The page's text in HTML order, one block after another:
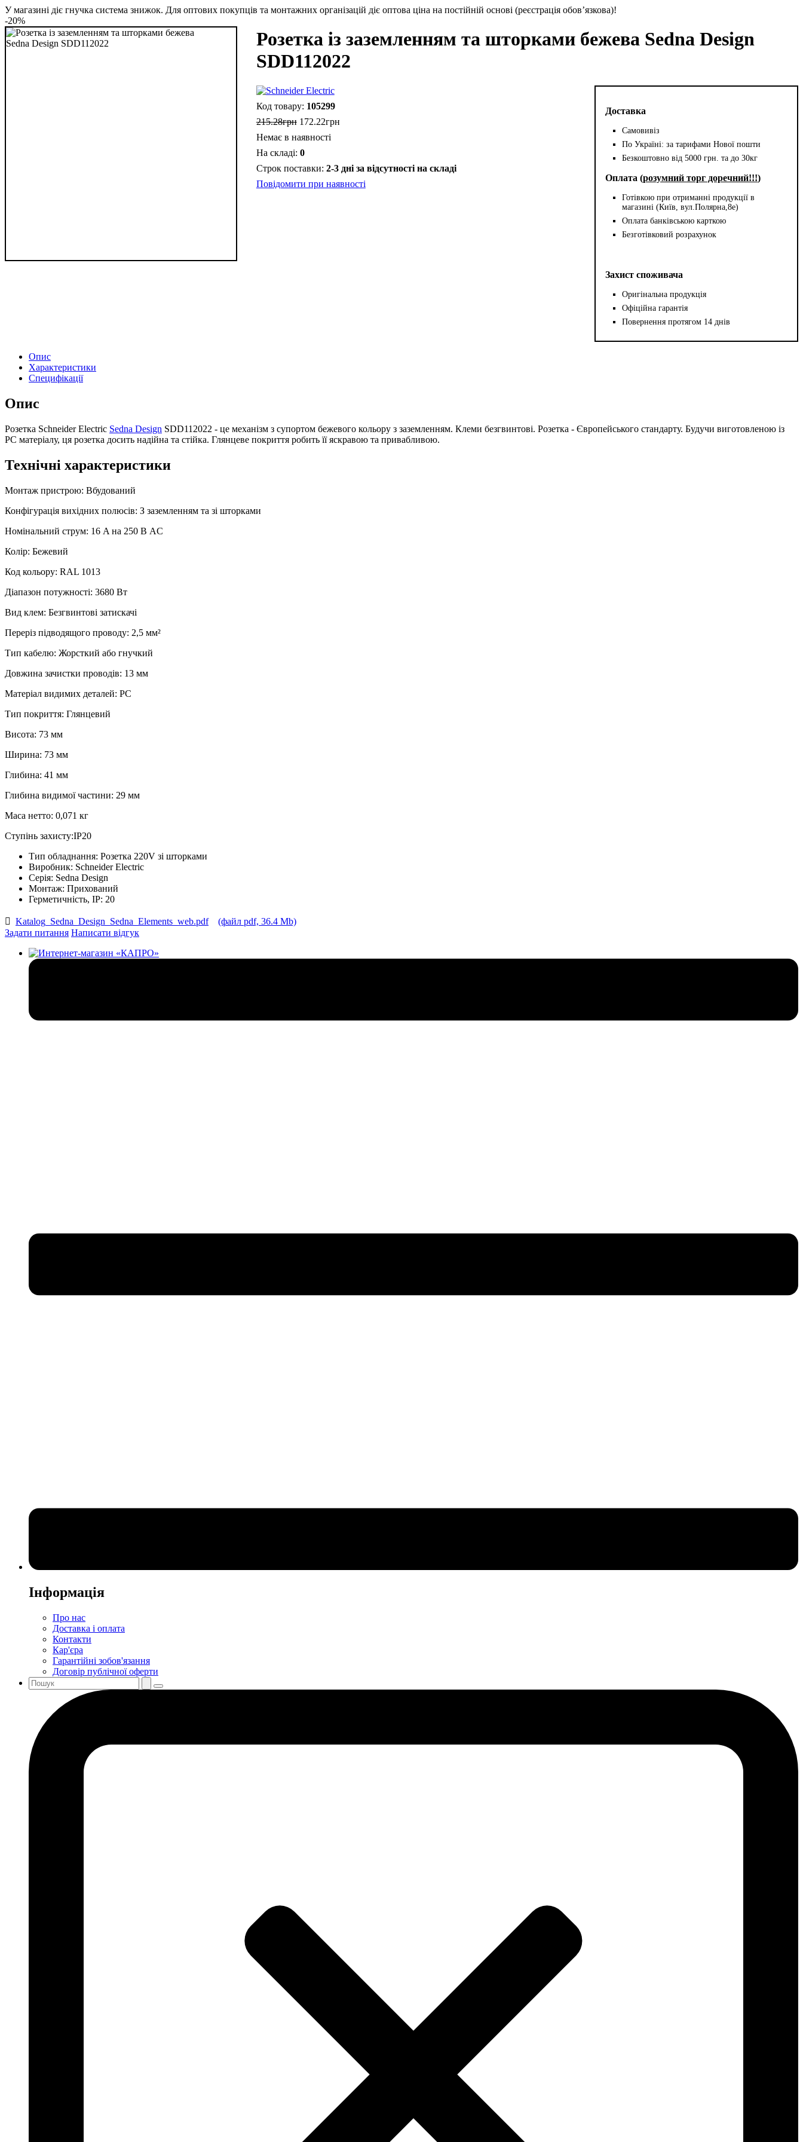
У магазині діє гнучка система знижок. Для оптових покупців та монтажних організацій діє оптова ціна на постійній основі (реєстрація обов’язкова)!
-20%
Розетка із заземленням та шторками бежева Sedna Design
SDD112022
Доставка
Самовивіз
По Україні: за тарифами Нової пошти
Безкоштовно від 5000 грн. та до 30кг
Оплата (розумний торг доречний!!!)
Готівкою при отриманні продукції в
магазині (Київ, вул.Полярна,8е)
Оплата банківською карткою
Безготівковий розрахунок
Захист споживача
Оригінальна продукція
Офіційна гарантія
Повернення протягом 14 днів
105299
215.28грн 172.22грн
Немає в наявності
0
2-3 дні за відсутності на складі
Повідомити при наявності
Опис
Характеристики
Специфікації
Опис
Розетка Schneider Electric Sedna Design SDD112022 - це механізм з супортом бежевого кольору з заземленням. Клеми безгвинтові. Розетка - Європейського стандарту. Будучи виготовленою із
PC матеріалу, ця розетка досить надійна та стійка. Глянцеве покриття робить її яскравою та привабливою.
Технічні характеристики
Монтаж пристрою: Вбудований
Конфігурація вихідних полюсів: З заземленням та зі шторками
Номінальний струм: 16 A на 250 В AC
Колір: Бежевий
Код кольору: RAL 1013
Діапазон потужності: 3680 Вт
Вид клем: Безгвинтові затискачі
Переріз підводящого проводу: 2,5 мм²
Тип кабелю: Жорсткий або гнучкий
Довжина зачистки проводів: 13 мм
Матеріал видимих деталей: PC
Тип покриття: Глянцевий
Висота: 73 мм
Ширина: 73 мм
Глибина: 41 мм
Глибина видимої частини: 29 мм
Маса нетто: 0,071 кг
Ступінь захисту:IP20
Тип обладнання: Розетка 220V зі шторками
Виробник: Schneider Electric
Серія: Sedna Design
Монтаж: Прихований
Герметичність, IP: 20
Katalog_Sedna_Design_Sedna_Elements_web.pdf
(файл pdf, 36.4 Mb)
Задати питання Написати відгук
Інформація
Про нас
Доставка і оплата
Контакти
Кар'єра
Гарантійні зобов'язання
Договір публічної оферти